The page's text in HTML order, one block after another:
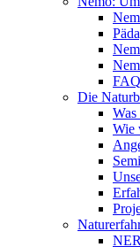
Die
Wie